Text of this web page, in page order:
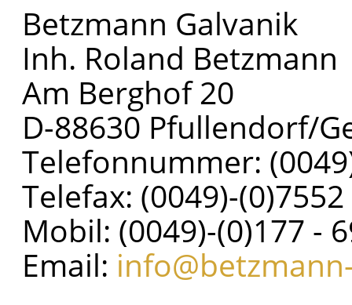
Betzmann Galvanik
Inh. Roland Betzmann
Am Berghof 20
D-88630 Pfullendorf/
Telefonnummer:
Telefax: (0049)-
Mobil: (0049)-(0)177 -
Email: